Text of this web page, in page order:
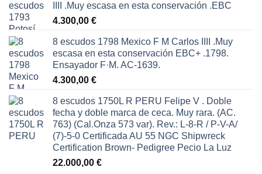
IIII .Muy escasa en esta conservación .EBC
4.300,00 €
8 escudos 1798 Mexico F M Carlos IIII .Muy
escasa en esta conservación EBC+ .1798.
Ensayador F·M. AC-1639.
4.300,00 €
8 escudos 1750L R PERU Felipe V . Doble
fecha y doble marca de ceca. Muy rara. (AC.
763) (Cal.Onza 573 var). Rev.: L-8-R / P-V-A/
(7)-5-0 Certificada AU 55 NGC Shipwreck
Certification Brown- Pedigree Pecio La Luz
22.000,00 €